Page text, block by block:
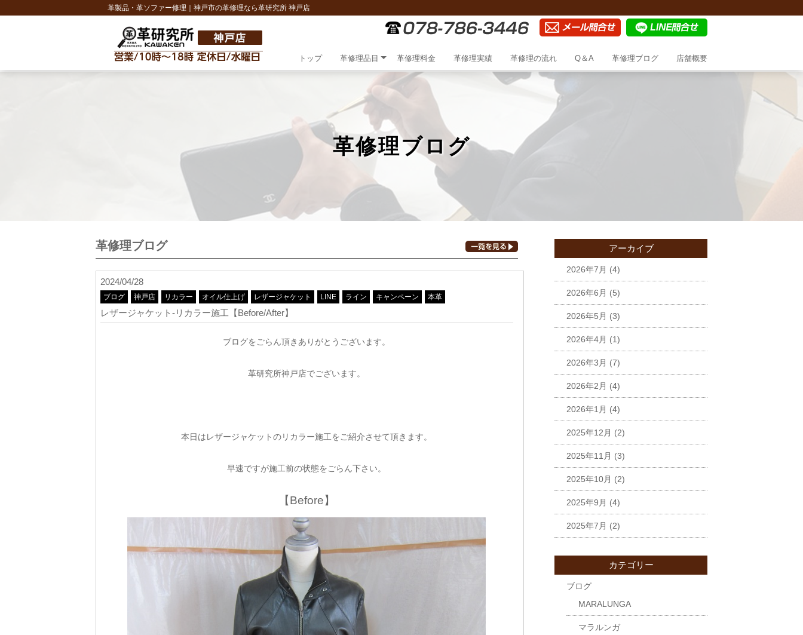
革製品・革ソファー修理｜神戸市の革修理なら革研究所 神戸店
トップ 革修理品目 革修理料金 革修理実績 革修理の流れ Q＆A 革修理ブログ 店舗概要
革修理ブログ
革修理ブログ
2024/04/28
ブログ 神戸店 リカラー オイル仕上げ レザージャケット LINE ライン キャンペーン 本革
レザージャケット-リカラー施工【Before/After】
ブログをごらん頂きありがとうございます。
革研究所神戸店でございます。
本日はレザージャケットのリカラー施工をご紹介させて頂きます。
早速ですが施工前の状態をごらん下さい。
【Before】
アーカイブ
2026年7月 (4)
2026年6月 (5)
2026年5月 (3)
2026年4月 (1)
2026年3月 (7)
2026年2月 (4)
2026年1月 (4)
2025年12月 (2)
2025年11月 (3)
2025年10月 (2)
2025年9月 (4)
2025年7月 (2)
カテゴリー
ブログ
MARALUNGA
マラルンガ